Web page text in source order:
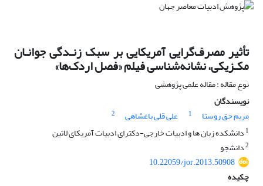
تأثیر مصرف‌گرایی آمریکایی بر سبک زنـدگی جوانـان
مکـزیکی، نشانه‌شناسی فیلم «فصل اردک‌ها»
نوع مقاله : مقاله علمی پژوهشی
نویسندگان
مریم حق روستا
1 علی قلی باغشاهی
2
1 دانشکده زبان ها و ادبیات خارجی-دکترای ادبیات آمریکای لاتین
2دانشجو
10.22059/jor.2013.50908
چکیده